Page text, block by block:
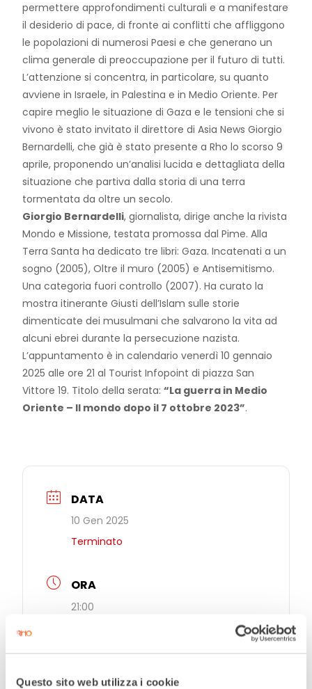
Questo sito web utilizza i cookie
permettere approfondimenti culturali e a manifestare
il desiderio di pace, di fronte ai conflitti che affliggono
le popolazioni di numerosi Paesi e che generano un
clima generale di preoccupazione per il futuro di tutti.
L’attenzione si concentra, in particolare, su quanto
avviene in Israele, in Palestina e in Medio Oriente. Per
capire meglio le situazione di Gaza e le tensioni che si
vivono è stato invitato il direttore di Asia News Giorgio
Bernardelli, che già è stato presente a Rho lo scorso 9
aprile, proponendo un’analisi lucida e dettagliata della
situazione che partiva dalla storia di una terra
tormentata da oltre un secolo.
Giorgio Bernardelli, giornalista, dirige anche la rivista
Mondo e Missione, testata promossa dal Pime. Alla
Terra Santa ha dedicato tre libri: Gaza. Incatenati a un
sogno (2005), Oltre il muro (2005) e Antisemitismo.
Una categoria fuori controllo (2007). Ha curato la
mostra itinerante Giusti dell’Islam sulle storie
dimenticate dei musulmani che salvarono la vita ad
alcuni ebrei durante la persecuzione nazista.
L’appuntamento è in calendario venerdì 10 gennaio
2025 alle ore 21 al Tourist Infopoint di piazza San
Vittore 19. Titolo della serata:“La guerra in Medio
Oriente – Il mondo dopo il 7 ottobre 2023”.
DATA
10 Gen 2025
Terminato
ORA
21:00
Sala Convegni